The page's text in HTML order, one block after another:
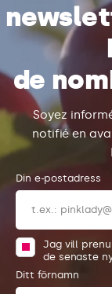
de
Soyez
notifié en
Din e-postadress
Jag vill
de senaste
Ditt förnamn